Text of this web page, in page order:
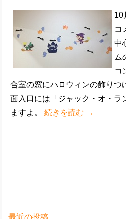
10
コ
中
ム
コ
合室の窓にハロウィンの飾りつ
面入口には「ジャック・オ・ラ
ますよ。
続きを読む →
最近の投稿